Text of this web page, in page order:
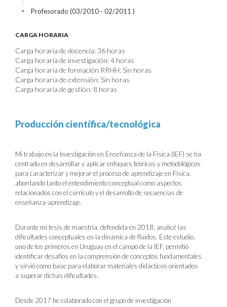
Profesorado (03/2010 - 02/2011 )
+
CARGA HORARIA
Carga horaria de docencia: 36 horas
Carga horaria de investigación: 4 horas
Carga horaria de formación RRHH: Sin horas
Carga horaria de extensión: Sin horas
Carga horaria de gestión: 8 horas
Producción científica/tecnológica
Mi trabajo en la Investigación en Enseñanza de la Física (IEF) se ha
centrado en desarrollar y aplicar enfoques teóricos y metodológicos
para caracterizar y mejorar el proceso de aprendizaje en Física,
abordando tanto el entendimiento conceptual como aspectos
relacionados con el currículo y el desarrollo de secuencias de
enseñanza-aprendizaje.
Durante mi tesis de maestría, defendida en 2018, analicé las
dificultades conceptuales en la dinámica de fluidos. Este estudio,
uno de los primeros en Uruguay en el campo de la IEF, permitió
identificar desafíos en la comprensión de conceptos fundamentales
y sirvió como base para elaborar materiales didácticos orientados
a superar dichas dificultades.
Desde 2017 he colaborado con el grupo de investigación